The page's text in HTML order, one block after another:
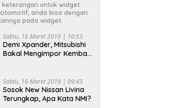
untuk widget
anda bisa dengan
pada widget.
Sabtu, 16 Maret 2019 | 10:53
Demi Xpander, Mitsubishi
Bakal Mengimpor Kembali
Sabtu, 16 Maret 2019 | 09:43
Sosok New Nissan Livina
Terungkap, Apa Kata NMI?